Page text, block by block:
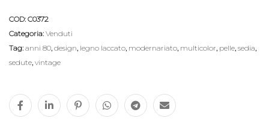
COD: C0372
Categoria: Venduti
Tag: anni 80, design, legno laccato, modernariato, multicolor, pelle, sedia,
sedute, vintage